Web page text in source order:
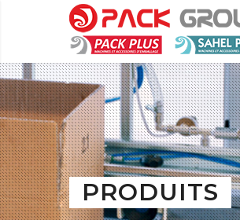
PRODUITS